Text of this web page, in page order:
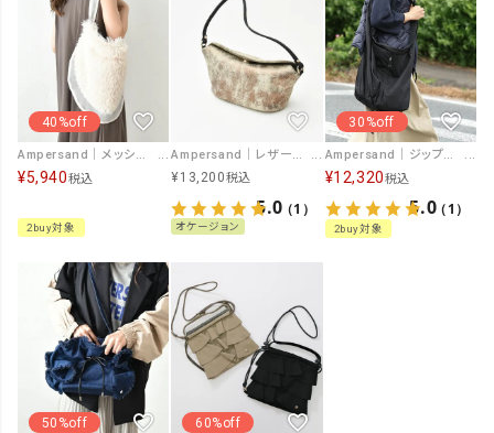
40%off
¥5,940税込
2buy対象
¥13,200税込
5.0（1）
オケージョン
30%off
¥12,320税込
5.0（1）
2buy対象
50%off 60%off